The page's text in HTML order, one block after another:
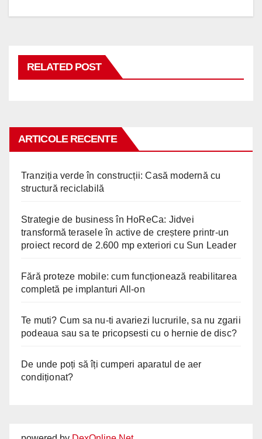
articole
RELATED POST
ARTICOLE RECENTE
Tranziția verde în construcții: Casă modernă cu
structură reciclabilă
Strategie de business în HoReCa: Jidvei
transformă terasele în active de creștere printr-un
proiect record de 2.600 mp exteriori cu Sun Leader
Fără proteze mobile: cum funcționează reabilitarea
completă pe implanturi All-on
Te muti? Cum sa nu-ti avariezi lucrurile, sa nu zgarii
podeaua sau sa te pricopsesti cu o hernie de disc?
De unde poți să îți cumperi aparatul de aer
condiționat?